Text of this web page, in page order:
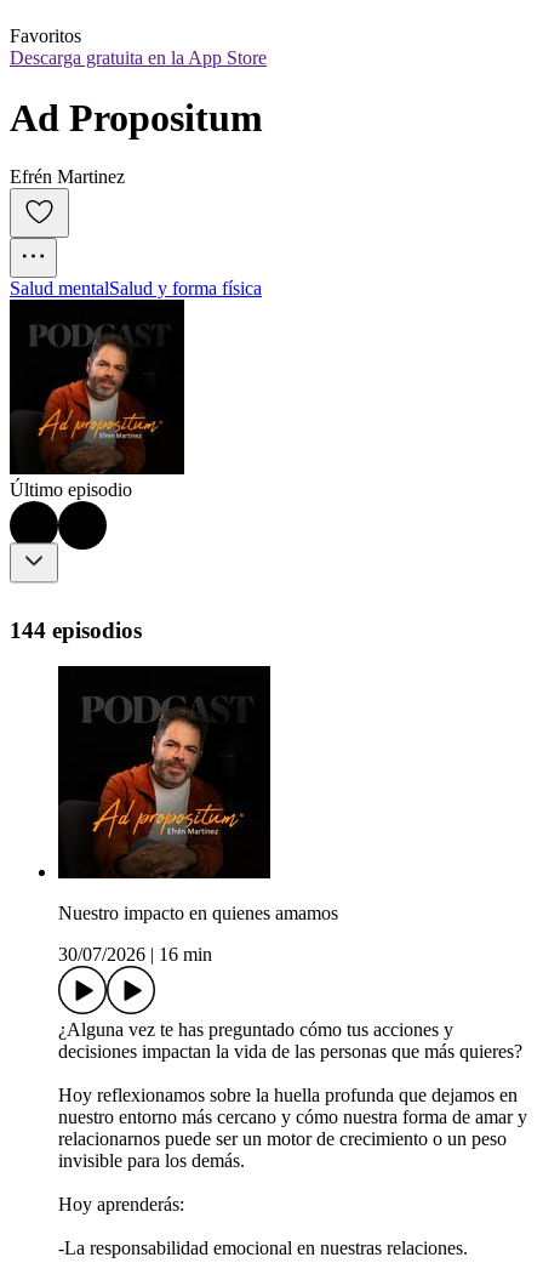
Favoritos
Descarga gratuita en la App Store
Ad Propositum
Efrén Martinez
Salud mentalSalud y forma física
Último episodio
144 episodios
Nuestro impacto en quienes amamos
30/07/2026
16 min
¿Alguna vez te has preguntado cómo tus acciones y
decisiones impactan la vida de las personas que más quieres?
Hoy reflexionamos sobre la huella profunda que dejamos en
nuestro entorno más cercano y cómo nuestra forma de amar y
relacionarnos puede ser un motor de crecimiento o un peso
invisible para los demás.
Hoy aprenderás:
-La responsabilidad emocional en nuestras relaciones.